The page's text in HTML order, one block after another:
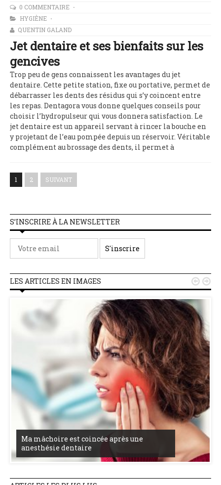
0 COMMENTAIRE
HYGIÈNE
QUENTIN GALAND
Jet dentaire et ses bienfaits sur les
gencives
Trop peu de gens connaissent les avantages du jet
dentaire. Cette petite station, fixe ou portative, permet de
débarrasser les dents des résidus qui s’y coincent entre
les repas. Dentagora vous donne quelques conseils pour
choisir l’hydropulseur qui vous donnera satisfaction. Le
jet dentaire est un appareil servant à rincer la bouche en
y projetant de l’eau pompée depuis un réservoir. Véritable
complément au brossage des dents, il permet à
1 2 SUIVANT
S’INSCRIRE À LA NEWSLETTER
LES ARTICLES EN IMAGES
Ma mâchoire est coincée après une
anesthésie dentaire
 